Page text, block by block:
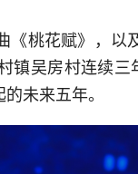
《桃花赋》，以
吴房村连续三
未来五年。